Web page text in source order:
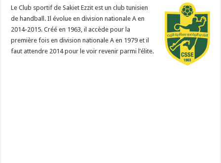
Le Club sportif de Sakiet Ezzit est un club tunisien
de handball. Il évolue en division nationale A en
2014-2015. Créé en 1963, il accède pour la
première fois en division nationale A en 1979 et il
faut attendre 2014 pour le voir revenir parmi l’élite.